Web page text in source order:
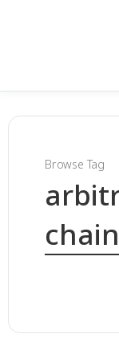
Browse Tag
chain